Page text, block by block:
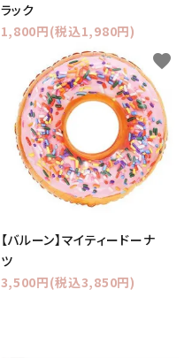
ラック
1,800円(税込1,980円)
【バルーン】マイティードーナ
ツ
3,500円(税込3,850円)
favorite